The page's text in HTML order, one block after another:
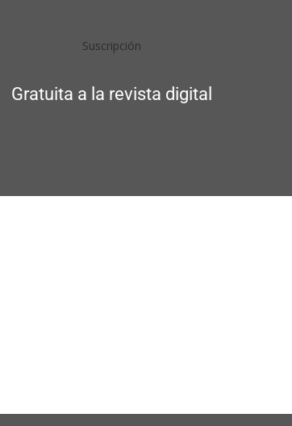
Suscripción
Gratuita a la revista digital